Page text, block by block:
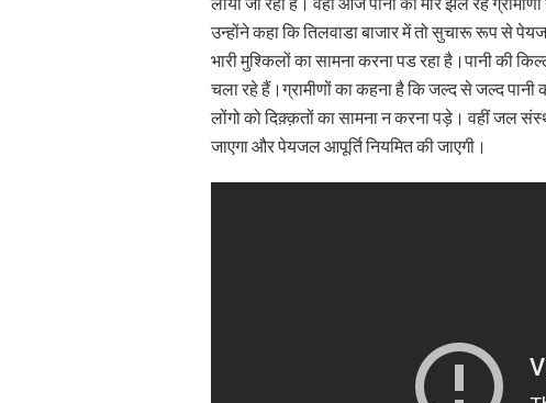
उन्होंने कहा कि तिलवाडा बाजार में तो सुचारू रूप से
भारी मुश्किलों का सामना करना पड रहा है।पानी की
चला रहे हैं।ग्रामीणों का कहना है कि जल्द से जल्द पानी
लोंगो को दिक़्क़तों का सामना न करना पड़े। वहीं जल
जाएगा और पेयजल आपूर्ति नियमित की जाएगी।